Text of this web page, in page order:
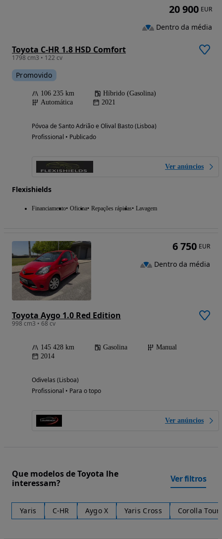
Toyota C-HR 1.8 HSD Comfort
1798 cm3 • 122 cv
Promovido
106 235 km
Híbrido (Gasolina)
Automática
2021
Póvoa de Santo Adrião e Olival Basto (Lisboa)
Profissional • Publicado
Ver anúncios
Flexishields
Financiamento Oficina Repações rápidas Lavagem
20 900 EUR
Dentro da média
Toyota Aygo 1.0 Red Edition
998 cm3 • 68 cv
145 428 km Gasolina
Manual
2014
Odivelas (Lisboa)
Profissional • Para o topo
Ver anúncios
6 750 EUR
Dentro da média
Que modelos de Toyota lhe
interessam?
Ver filtros
Yaris C-HR Aygo X Yaris Cross Corolla